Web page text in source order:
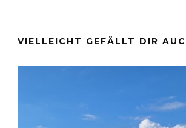
VIELLEICHT GEFÄLLT DIR